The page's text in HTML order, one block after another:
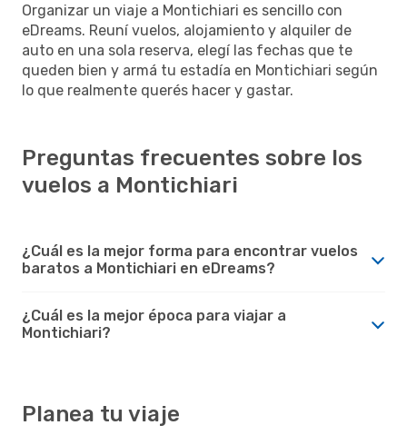
Organizar un viaje a Montichiari es sencillo con
eDreams. Reuní vuelos, alojamiento y alquiler de
auto en una sola reserva, elegí las fechas que te
queden bien y armá tu estadía en Montichiari según
lo que realmente querés hacer y gastar.
Preguntas frecuentes sobre los
vuelos a Montichiari
¿Cuál es la mejor forma para encontrar vuelos
baratos a Montichiari en eDreams?
¿Cuál es la mejor época para viajar a
Montichiari?
Planea tu viaje